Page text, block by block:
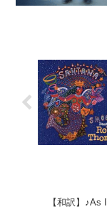
【和訳】